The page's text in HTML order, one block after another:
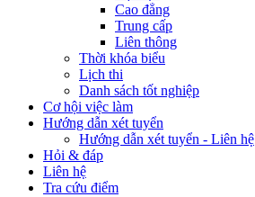
Cao đẳng
Trung cấp
Liên thông
Thời khóa biểu
Lịch thi
Danh sách tốt nghiệp
Cơ hội việc làm
Hướng dẫn xét tuyển
Hướng dẫn xét tuyển - Liên hệ
Hỏi & đáp
Liên hệ
Tra cứu điểm